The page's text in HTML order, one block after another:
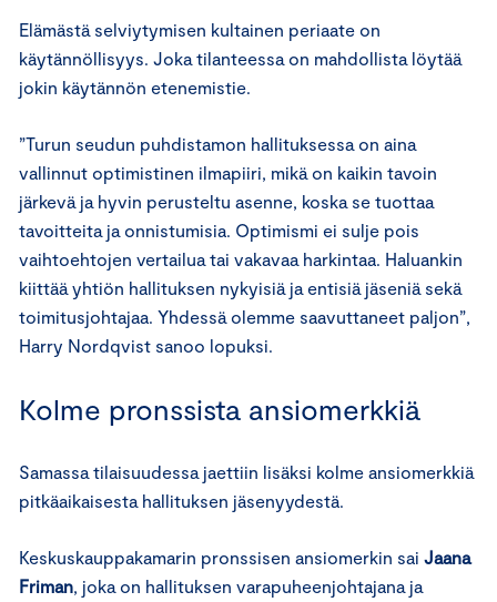
Elämästä selviytymisen kultainen periaate on
käytännöllisyys. Joka tilanteessa on mahdollista löytää
jokin käytännön etenemistie.
”Turun seudun puhdistamon hallituksessa on aina
vallinnut optimistinen ilmapiiri, mikä on kaikin tavoin
järkevä ja hyvin perusteltu asenne, koska se tuottaa
tavoitteita ja onnistumisia. Optimismi ei sulje pois
vaihtoehtojen vertailua tai vakavaa harkintaa. Haluankin
kiittää yhtiön hallituksen nykyisiä ja entisiä jäseniä sekä
toimitusjohtajaa. Yhdessä olemme saavuttaneet paljon”,
Harry Nordqvist sanoo lopuksi.
Kolme pronssista ansiomerkkiä
Samassa tilaisuudessa jaettiin lisäksi kolme ansiomerkkiä
pitkäaikaisesta hallituksen jäsenyydestä.
Keskuskauppakamarin pronssisen ansiomerkin sai Jaana
Friman, joka on hallituksen varapuheenjohtajana ja